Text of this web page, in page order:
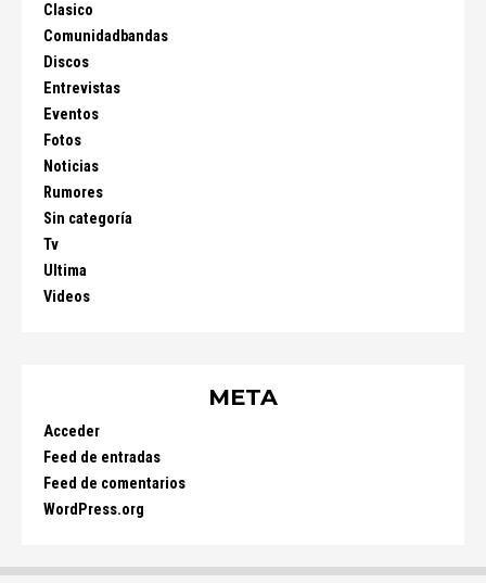
Clasico
Comunidadbandas
Discos
Entrevistas
Eventos
Fotos
Noticias
Rumores
Sin categoría
Tv
Ultima
Videos
META
Acceder
Feed de entradas
Feed de comentarios
WordPress.org